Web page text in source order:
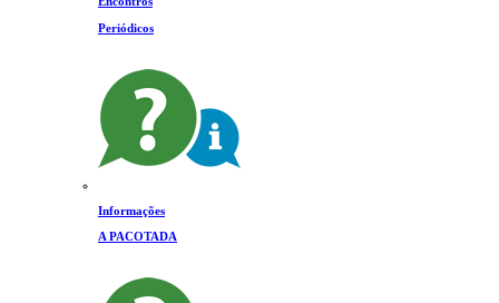
Periódicos
Informações
A PACOTADA